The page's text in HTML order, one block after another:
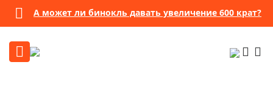
А может ли бинокль давать увеличение 600 крат?